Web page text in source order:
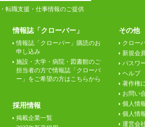
転職支援・仕事情報のご提供
情報誌「クローバー」
情報誌「クローバー」購読のお
申し込み
施設・大学・病院・図書館のご
担当者の方で情報誌「クローバ
ー」をご希望の方はこちらから
採用情報
掲載企業一覧
その他
クロー
新規会
パスワ
ヘルプ
著作権
お問い
個人情
個人情
運営会